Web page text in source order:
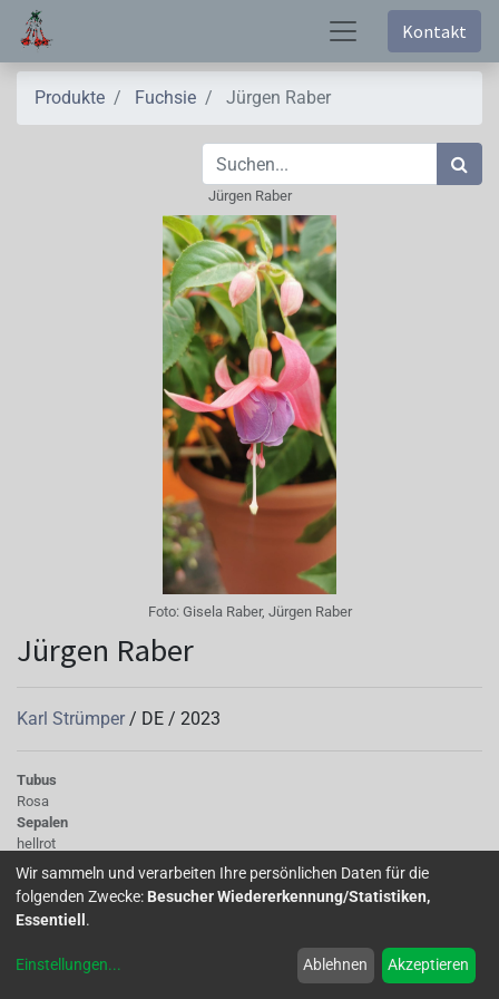
Kontakt
Produkte Fuchsie Jürgen Raber
Jürgen Raber
Foto: Gisela Raber, Jürgen Raber
Jürgen Raber
Karl Strümper / DE / 2023
Tubus
Rosa
Sepalen
hellrot
Korolle/Petalen
hellviolett geflammt
Staubgefäße
hellrot
Weiß
Wir sammeln und verarbeiten Ihre persönlichen Daten für die
folgenden Zwecke: Besucher Wiedererkennung/Statistiken,
Essentiell .
Einstellungen... Ablehnen Akzeptieren